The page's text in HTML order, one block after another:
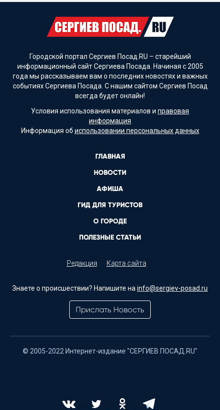
Городской портал Сергиев Посад.RU – старейший
информационный сайт Сергиева Посада. Начиная с 2005
года мы рассказываем вам о последних новостях и важных
событиях Сергиева Посада. С нашим сайтом Сергиев Посад
всегда будет онлайн!
Условия использования материалов и правовая
информация
Информация об использовании персональных данных
ГЛАВНАЯ
НОВОСТИ
АФИША
ГИД ДЛЯ ТУРИСТОВ
О ГОРОДЕ
ПОЛЕЗНЫЕ СТАТЬИ
Редакция Карта сайта
Знаете о происшествии? Напишите на info@sergiev-posad.ru
Прислать Новость
© 2005-2022 Интернет-издание "СЕРГИЕВ ПОСАД.RU"